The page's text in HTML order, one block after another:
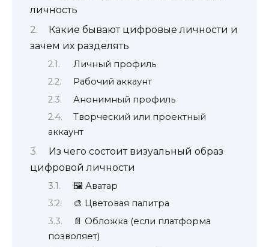
личность
Какие бывают цифровые личности и
зачем их разделять
Личный профиль
Рабочий аккаунт
Анонимный профиль
Творческий или проектный
аккаунт
Из чего состоит визуальный образ
цифровой личности
🖼 Аватар
🎨 Цветовая палитра
📄 Обложка (если платформа
позволяет)